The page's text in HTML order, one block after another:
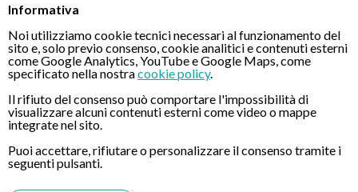
Informativa
Noi utilizziamo cookie tecnici necessari al funzionamento del
sito e, solo previo consenso, cookie analitici e contenuti esterni
come Google Analytics, YouTube e Google Maps, come
specificato nella nostracookie policy.
Il rifiuto del consenso può comportare l'impossibilità di
visualizzare alcuni contenuti esterni come video o mappe
integrate nel sito.
Puoi accettare, rifiutare o personalizzare il consenso tramite i
seguenti pulsanti.
Chiamaci